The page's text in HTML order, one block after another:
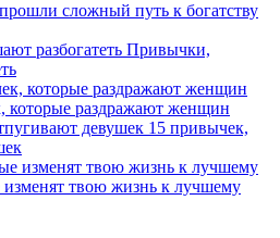
сложный путь к богатству
Привычки,
которые раздражают женщин
15 привычек,
твою жизнь к лучшему